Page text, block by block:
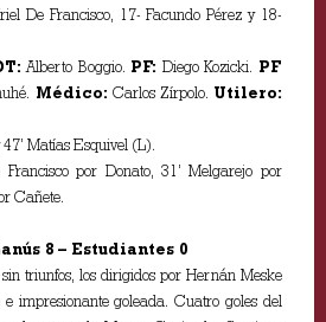
De Francisco, 17- Facundo Pérez y 18-
Alberto Boggio. PF:Diego Kozicki. PF
Médico: Carlos Zírpolo. Utilero:
47’ Matías Esquivel (L).
Francisco por Donato, 31’ Melgarejo por
Cañete.
8 – Estudiantes 0
triunfos, los dirigidos por Hernán Meske
impresionante goleada. Cuatro goles del